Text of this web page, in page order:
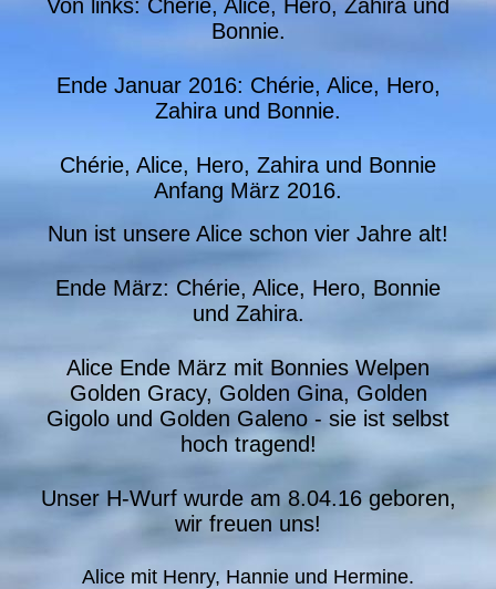
Von links: Chérie, Alice, Hero, Zahira und
Bonnie.
Ende Januar 2016: Chérie, Alice, Hero,
Zahira und Bonnie.
Chérie, Alice, Hero, Zahira und Bonnie
Anfang März 2016.
Nun ist unsere Alice schon vier Jahre alt!
Ende März: Chérie, Alice, Hero, Bonnie
und Zahira.
Alice Ende März mit Bonnies Welpen
Golden Gracy, Golden Gina, Golden
Gigolo und Golden Galeno - sie ist selbst
hoch tragend!
Unser H-Wurf wurde am 8.04.16 geboren,
wir freuen uns!
Alice mit Henry, Hannie und Hermine.